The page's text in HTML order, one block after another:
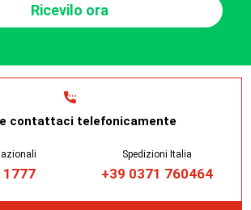
Ricevilo ora
contattaci telefonicamente
1777
Spedizioni Italia
+39 0371 760464